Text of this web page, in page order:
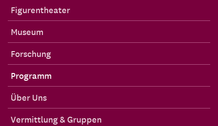
Figurentheater
Museum
Forschung
Programm
Über Uns
Vermittlung & Gruppen